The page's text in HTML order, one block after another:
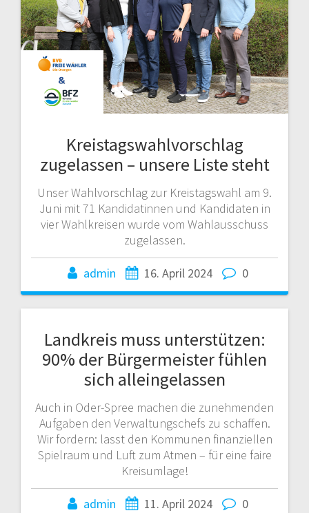
Kreistagswahlvorschlag
zugelassen – unsere Liste steht
Unser Wahlvorschlag zur Kreistagswahl am 9.
Juni mit 71 Kandidatinnen und Kandidaten in
vier Wahlkreisen wurde vom Wahlausschuss
zugelassen.
admin 16. April 2024 0
Landkreis muss unterstützen:
90% der Bürgermeister fühlen
sich alleingelassen
Auch in Oder-Spree machen die zunehmenden
Aufgaben den Verwaltungschefs zu schaffen.
Wir fordern: lasst den Kommunen finanziellen
Spielraum und Luft zum Atmen – für eine faire
Kreisumlage!
admin 11. April 2024 0